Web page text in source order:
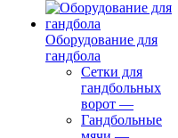
Оборудование для
гандбола
Сетки для
гандбольных
ворот —
Гандбольные